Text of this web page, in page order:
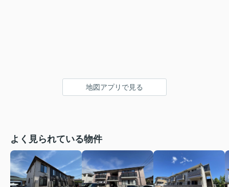
地図アプリで見る
よく見られている物件